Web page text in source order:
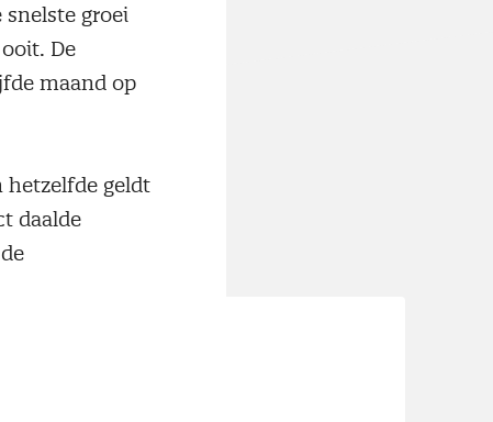
groei
De
maand op
hetzelfde geldt
daalde